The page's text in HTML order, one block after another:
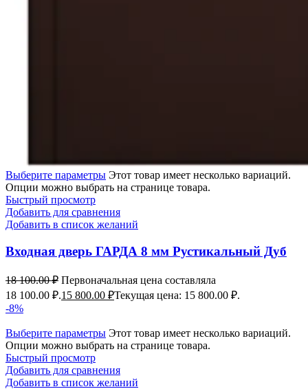
Выберите параметры Этот товар имеет несколько вариаций.
Опции можно выбрать на странице товара.
Быстрый просмотр
Добавить для сравнения
Добавить в список желаний
Входная дверь ГАРДА 8 мм Рустикальный Дуб
18 100.00₽ Первоначальная цена составляла
18 100.00 ₽.15 800.00 ₽Текущая цена: 15 800.00 ₽.
-8%
Выберите параметры Этот товар имеет несколько вариаций.
Опции можно выбрать на странице товара.
Быстрый просмотр
Добавить для сравнения
Добавить в список желаний